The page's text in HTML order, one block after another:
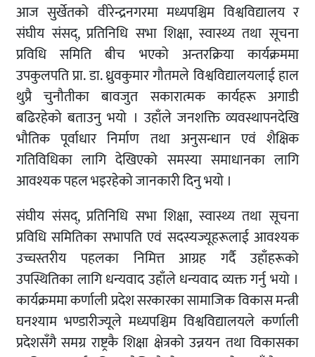
आज सुर्खेतको वीरेन्द्रनगरमा मध्यपश्चिम विश्वविद्यालय र
संघीय संसद्, प्रतिनिधि सभा शिक्षा, स्वास्थ्य तथा सूचना
प्रविधि समिति बीच भएको अन्तरक्रिया कार्यक्रममा
उपकुलपति प्रा. डा. ध्रुवकुमार गौतमले विश्वविद्यालयलाई हाल
थुप्रै चुनौतीका बावजुत सकारात्मक कार्यहरू अगाडी
बढिरहेको बताउनु भयो । उहाँले जनशक्ति व्यवस्थापनदेखि
भौतिक पूर्वाधार निर्माण तथा अनुसन्धान एवं शैक्षिक
गतिविधिका लागि देखिएको समस्या समाधानका लागि
आवश्यक पहल भइरहेको जानकारी दिनु भयो ।
संघीय संसद्, प्रतिनिधि सभा शिक्षा, स्वास्थ्य तथा सूचना
प्रविधि समितिका सभापति एवं सदस्यज्यूहरूलाई आवश्यक
उच्चस्तरीय पहलका निमित्त आग्रह गर्दै उहाँहरूको
उपस्थितिका लागि धन्यवाद उहाँले धन्यवाद व्यक्त गर्नु भयो ।
कार्यक्रममा कर्णाली प्रदेश सरकारका सामाजिक विकास मन्त्री
घनश्याम भण्डारीज्यूले मध्यपश्चिम विश्वविद्यालयले कर्णाली
प्रदेशसँगै समग्र राष्ट्रकै शिक्षा क्षेत्रको उन्नयन तथा विकासका